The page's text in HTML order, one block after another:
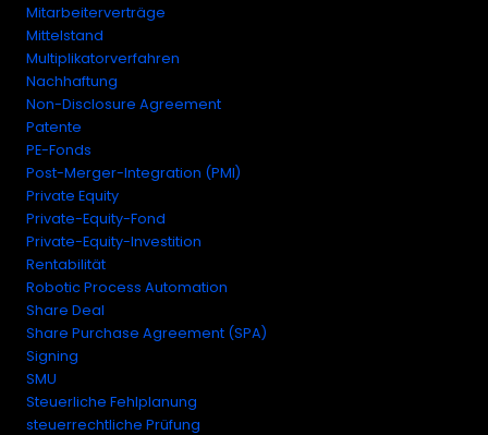
Mitarbeiterverträge
Mittelstand
Multiplikatorverfahren
Nachhaftung
Non-Disclosure Agreement
Patente
PE-Fonds
Post-Merger-Integration (PMI)
Private Equity
Private-Equity-Fond
Private-Equity-Investition
Rentabilität
Robotic Process Automation
Share Deal
Share Purchase Agreement (SPA)
Signing
SMU
Steuerliche Fehlplanung
steuerrechtliche Prüfung